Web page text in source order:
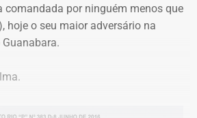
comandada por ninguém menos que
hoje o seu maior adversário na